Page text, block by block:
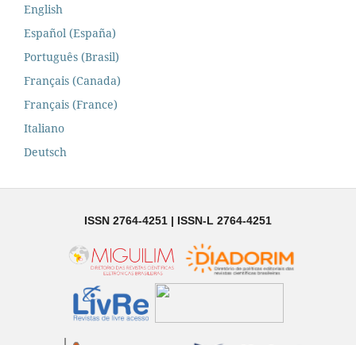
English
Español (España)
Português (Brasil)
Français (Canada)
Français (France)
Italiano
Deutsch
ISSN 2764-4251 | ISSN-L 2764-4251